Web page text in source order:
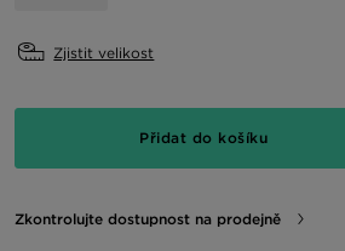
Zjistit velikost
Přidat do košíku
Zkontrolujte dostupnost na prodejně